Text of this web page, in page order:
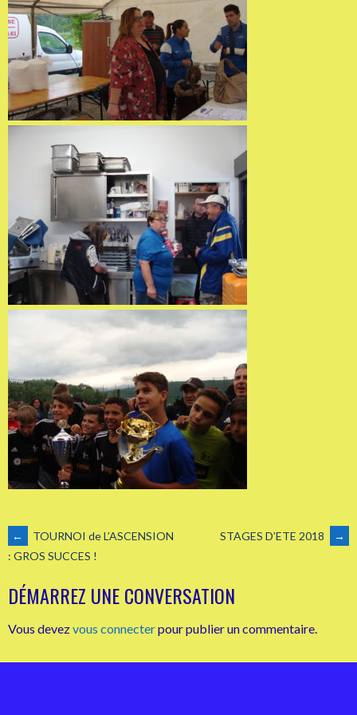
NAVIGATION
DES
ARTICLES
←
TOURNOI de L’ASCENSION
: GROS SUCCES !
STAGES D’ETE 2018 →
DÉMARREZ UNE CONVERSATION
Vous devezvous connecterpour publier un commentaire.